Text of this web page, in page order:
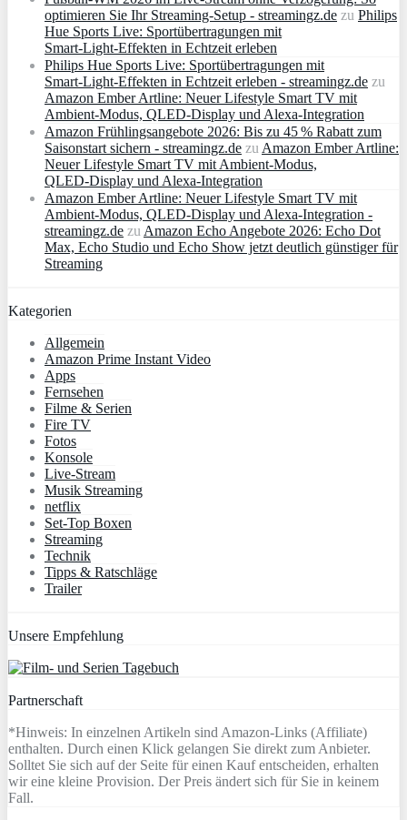
optimieren Sie Ihr Streaming-Setup - streamingz.de zu Philips
Hue Sports Live: Sportübertragungen mit
Smart‑Light‑Effekten in Echtzeit erleben
Philips Hue Sports Live: Sportübertragungen mit
Smart‑Light‑Effekten in Echtzeit erleben - streamingz.de zu
Amazon Ember Artline: Neuer Lifestyle Smart TV mit
Ambient‑Modus, QLED‑Display und Alexa‑Integration
Amazon Frühlingsangebote 2026: Bis zu 45 % Rabatt zum
Saisonstart sichern - streamingz.de zu Amazon Ember Artline:
Neuer Lifestyle Smart TV mit Ambient‑Modus,
QLED‑Display und Alexa‑Integration
Amazon Ember Artline: Neuer Lifestyle Smart TV mit
Ambient‑Modus, QLED‑Display und Alexa‑Integration -
streamingz.de zu Amazon Echo Angebote 2026: Echo Dot
Max, Echo Studio und Echo Show jetzt deutlich günstiger für
Streaming
Kategorien
Allgemein
Amazon Prime Instant Video
Apps
Fernsehen
Filme & Serien
Fire TV
Fotos
Konsole
Live-Stream
Musik Streaming
netflix
Set-Top Boxen
Streaming
Technik
Tipps & Ratschläge
Trailer
Unsere Empfehlung
Partnerschaft
*Hinweis: In einzelnen Artikeln sind Amazon-Links (Affiliate)
enthalten. Durch einen Klick gelangen Sie direkt zum Anbieter.
Solltet Sie sich auf der Seite für einen Kauf entscheiden, erhalten
wir eine kleine Provision. Der Preis ändert sich für Sie in keinem
Fall.